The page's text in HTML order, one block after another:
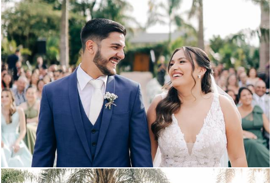
945 3